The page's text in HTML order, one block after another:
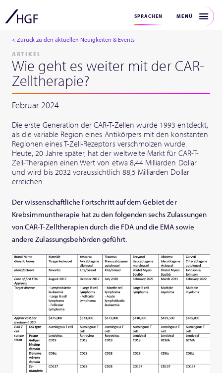
SPRACHEN MENÜ
< Zurück zu den aktuellen Neuigkeiten & Events
ARTIKEL
Wie geht es weiter mit der CAR-
Zelltherapie?
Februar 2024
Die erste Generation der CAR-T-Zellen wurde 1993 entdeckt,
als die variable Region eines Antikörpers mit den konstanten
Regionen eines T-Zell-Rezeptors verschmolzen wurde.
Heute, 20 Jahre später, hat der weltweite Markt für CAR-T-
Zell-Therapien einen Wert von etwa 8,44 Milliarden Dollar
und wird bis 2032 voraussichtlich 88,5 Milliarden Dollar
erreichen.
Der wissenschaftliche Fortschritt auf dem Gebiet der
Krebsimmuntherapie hat zu den folgenden sechs Zulassungen
von CAR-T-Zelltherapien durch die FDA und die EMA sowie
andere Zulassungsbehörden geführt.